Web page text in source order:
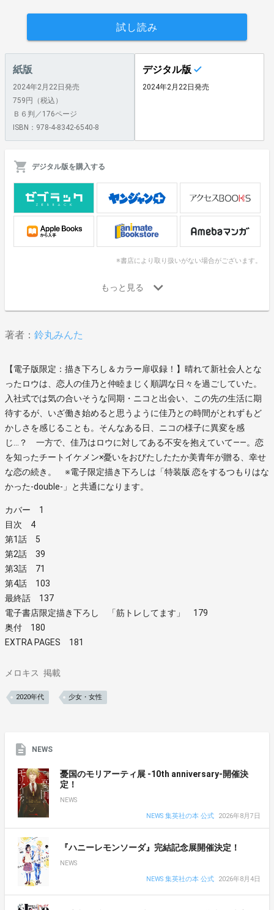
試し読み
紙版
2024年2月22日発売
759円（税込）
Ｂ６判／176ページ
ISBN：978-4-8342-6540-8
デジタル版
2024年2月22日発売
デジタル版を購入する
※書店により取り扱いがない場合がございます。
著者： 鈴丸みんた
【電子版限定：描き下ろし＆カラー扉収録！】晴れて新社会人とな
ったロウは、恋人の佳乃と仲睦まじく順調な日々を過ごしていた。
入社式では気の合いそうな同期・ニコと出会い、この先の生活に期
待するが、いざ働き始めると思うように佳乃との時間がとれずもど
かしさを感じることも。そんなある日、ニコの様子に異変を感
じ…？ 一方で、佳乃はロウに対してある不安を抱えていて――。恋
を知ったチートイケメン×憂いをおびたしたたか美青年が贈る、幸せ
な恋の続き。 ※電子限定描き下ろしは「特装版 恋をするつもりはな
かった-double-」と共通になります。
カバー 1
目次 4
第1話 5
第2話 39
第3話 71
第4話 103
最終話 137
電子書店限定描き下ろし 「筋トレしてます」 179
奥付 180
EXTRA PAGES 181
メロキス 掲載
2020年代 少女・女性
NEWS
憂国のモリアーティ展 -10th anniversary-開催決
定！
NEWS
NEWS 集英社の本 公式
2026年8月7日
『ハニーレモンソーダ』完結記念展開催決定！
NEWS
NEWS 集英社の本 公式
2026年8月4日